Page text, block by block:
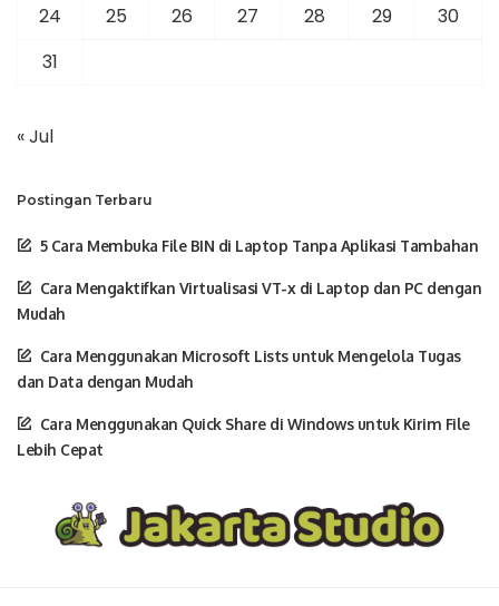
24
25 26 27 28 29
30
31
« Jul
Postingan Terbaru
5 Cara Membuka File BIN di Laptop Tanpa Aplikasi Tambahan
Cara Mengaktifkan Virtualisasi VT-x di Laptop dan PC dengan
Mudah
Cara Menggunakan Microsoft Lists untuk Mengelola Tugas
dan Data dengan Mudah
Cara Menggunakan Quick Share di Windows untuk Kirim File
Lebih Cepat